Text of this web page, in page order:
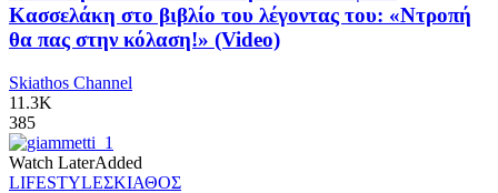
Κασσελάκη στο βιβλίο του λέγοντας του: «Ντροπή
θα πας στην κόλαση!» (Video)
Skiathos Channel
11.3K
385
Watch LaterAdded
LIFESTYLEΣΚΙΑΘΟΣ